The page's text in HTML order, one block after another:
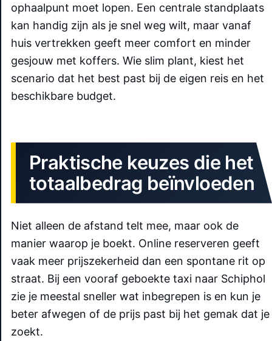
ophaalpunt moet lopen. Een centrale standplaats
kan handig zijn als je snel weg wilt, maar vanaf
huis vertrekken geeft meer comfort en minder
gesjouw met koffers. Wie slim plant, kiest het
scenario dat het best past bij de eigen reis en het
beschikbare budget.
Praktische keuzes die het
totaalbedrag beïnvloeden
Niet alleen de afstand telt mee, maar ook de
manier waarop je boekt. Online reserveren geeft
vaak meer prijszekerheid dan een spontane rit op
straat. Bij een vooraf geboekte taxi naar Schiphol
zie je meestal sneller wat inbegrepen is en kun je
beter afwegen of de prijs past bij het gemak dat je
zoekt.